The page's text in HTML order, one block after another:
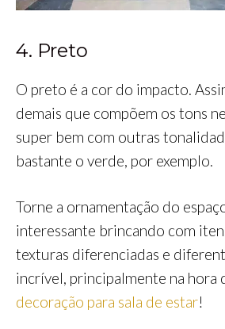
4. Preto
O preto é a cor do impacto.
demais que compõem os tons
super bem com outras
bastante o verde, por exemplo.
Torne a ornamentação do
interessante brincando com
texturas diferenciadas e
incrível, principalmente na hora
decoração para sala de estar!